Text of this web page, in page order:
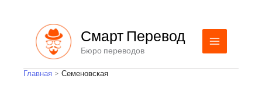
содержимому
Смарт Перевод
Бюро переводов
Главная Семеновская